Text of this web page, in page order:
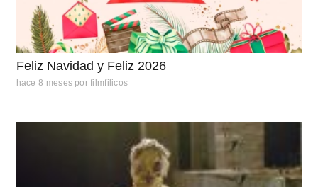
Feliz Navidad y Feliz 2026
hace 8 meses por filmfilicos